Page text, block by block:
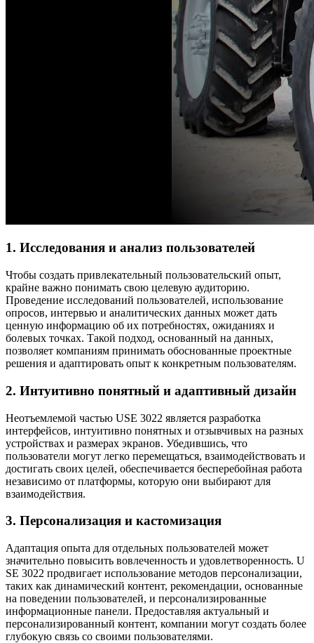
1. Исследования и анализ пользователей
Чтобы создать привлекательный пользовательский опыт,
крайне важно понимать свою целевую аудиторию.
Проведение исследований пользователей, использование
опросов, интервью и аналитических данных может дать
ценную информацию об их потребностях, ожиданиях и
болевых точках. Такой подход, основанный на данных,
позволяет компаниям принимать обоснованные проектные
решения и адаптировать опыт к конкретным пользователям.
2. Интуитивно понятный и адаптивный дизайн
Неотъемлемой частью USE 3022 является разработка
интерфейсов, интуитивно понятных и отзывчивых на разных
устройствах и размерах экранов. Убедившись, что
пользователи могут легко перемещаться, взаимодействовать и
достигать своих целей, обеспечивается бесперебойная работа
независимо от платформы, которую они выбирают для
взаимодействия.
3. Персонализация и кастомизация
Адаптация опыта для отдельных пользователей может
значительно повысить вовлеченность и удовлетворенность. U
SE 3022 продвигает использование методов персонализации,
таких как динамический контент, рекомендации, основанные
на поведении пользователей, и персонализированные
информационные панели. Предоставляя актуальный и
персонализированный контент, компании могут создать более
глубокую связь со своими пользователями.